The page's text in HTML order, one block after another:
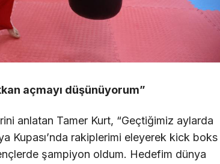
açmayı düşünüyorum”
anlatan Tamer Kurt, “Geçtiğimiz aylarda
Kupası’nda rakiplerimi eleyerek kick boks
şampiyon oldum. Hedefim dünya